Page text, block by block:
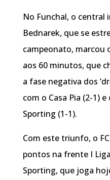
No Funchal, o central
Bednarek, que se
campeonato, marcou
aos 60 minutos, que
a fase negativa dos
com o Casa Pia (2-1)
Sporting (1-1).
Com este triunfo, o
pontos na frente I
Sporting, que joga